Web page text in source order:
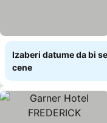
Izaberi datume da bi
cene